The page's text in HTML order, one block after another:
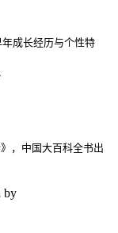
成长经历与个性特
，中国大百科全书出
by